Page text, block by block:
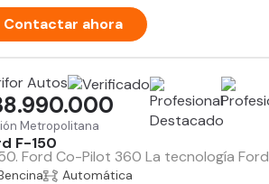
Contactar ahora
Autos
Metropolitana
F-150
Ford Co-Pilot 360 La tecnología
Automática